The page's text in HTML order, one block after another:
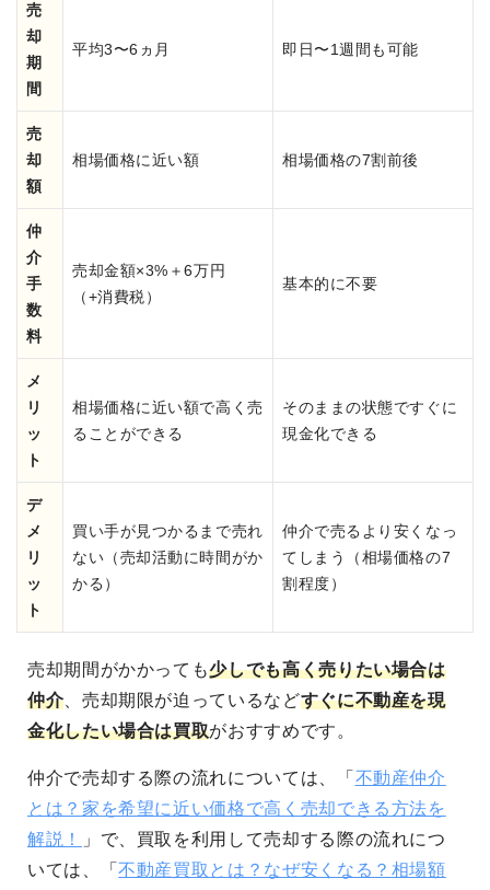
売
却
期
間
平均3〜6ヵ月 即日〜1週間も可能
売
却
額
相場価格に近い額 相場価格の7割前後
仲
介
手
数
料
売却金額×3%＋6万円
（+消費税）
基本的に不要
メ
リ
ッ
ト
相場価格に近い額で高く売
ることができる
そのままの状態ですぐに
現金化できる
デ
メ
リ
ッ
ト
買い手が見つかるまで売れ
ない（売却活動に時間がか
かる）
仲介で売るより安くなっ
てしまう（相場価格の7
割程度）
売却期間がかかっても少しでも高く売りたい場合は
仲介、売却期限が迫っているなどすぐに不動産を現
金化したい場合は買取がおすすめです。
仲介で売却する際の流れについては、「 不動産仲介
とは？家を希望に近い価格で高く売却できる方法を
解説！
」で、 買取を利用して売却する際の流れにつ
いては、「不動産買取とは？なぜ安くなる？相場額